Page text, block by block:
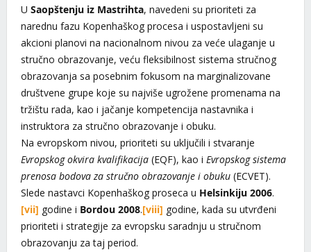
U Saopštenju iz Mastrihta, navedeni su prioriteti za
narednu fazu Kopenhaškog procesa i uspostavljeni su
akcioni planovi na nacionalnom nivou za veće ulaganje u
stručno obrazovanje, veću fleksibilnost sistema stručnog
obrazovanja sa posebnim fokusom na marginalizovane
društvene grupe koje su najviše ugrožene promenama na
tržištu rada, kao i jačanje kompetencija nastavnika i
instruktora za stručno obrazovanje i obuku.
Na evropskom nivou, prioriteti su uključili i stvaranje
Evropskog okvira kvalifikacija(EQF), kao i Evropskog sistema
prenosa bodova za stručno obrazovanje i obuku(ECVET).
Slede nastavci Kopenhaškog proseca u Helsinkiju 2006.
[vii] godine i Bordou 2008.[viii] godine, kada su utvrđeni
prioriteti i strategije za evropsku saradnju u stručnom
obrazovanju za taj period.